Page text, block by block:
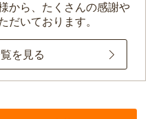
から、 たくさんの感謝や
だいております。
を見る